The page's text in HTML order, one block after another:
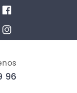
Facebook
Instagram
96